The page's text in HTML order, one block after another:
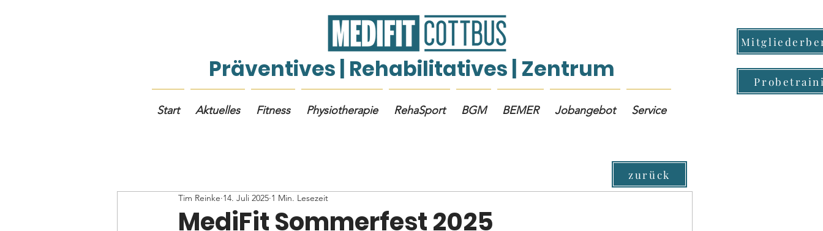
Präventives | Rehabilitatives | Zentrum
Start Aktuelles Fitness Physiotherapie RehaSport BGM BEMER Jobangebot Service
MediFit Sommerfest 2025
Tim Reinke 14. Juli 2025 1 Min. Lesezeit
zurück